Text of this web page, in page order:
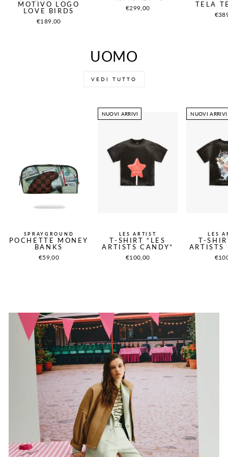
MOTIVO LOGO
LOVE BIRDS
€189,00
€299,00
TELA
UOMO
VEDI TUTTO
SPRAYGROUND
POCHETTE MONEY
BANKS
€59,00
NUOVI ARRIVI
LES ARTIST
T-SHIRT “LES
ARTISTS CANDY”
€100,00
NUOVI ARRIVI
LES
T-
ARTISTS